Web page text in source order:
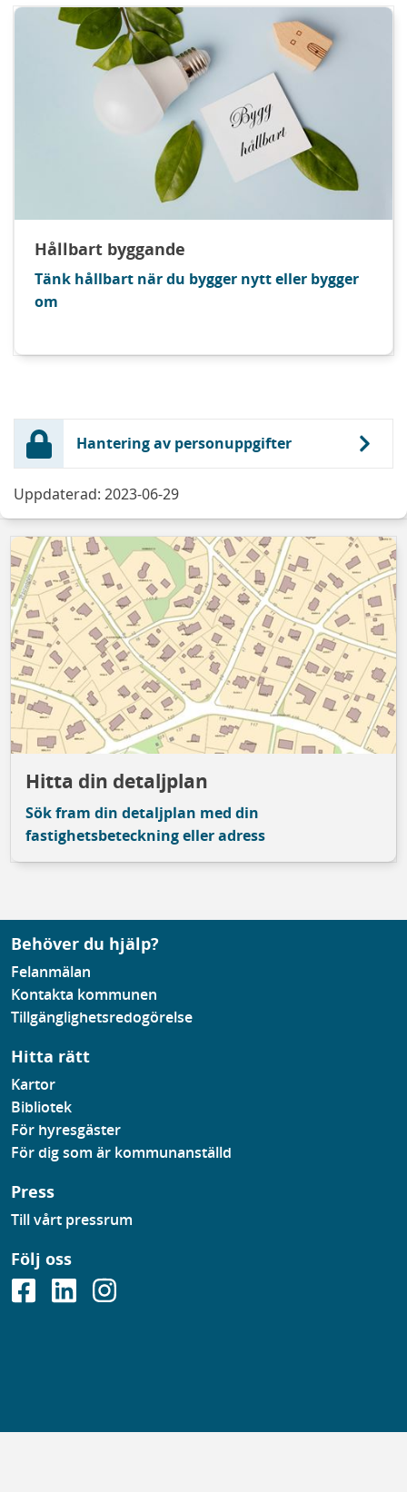
Hållbart byggande
Tänk hållbart när du bygger nytt eller bygger
om
Hantering av personuppgifter
Uppdaterad: 2023-06-29
Hitta din detaljplan
Sök fram din detaljplan med din
fastighetsbeteckning eller adress
Behöver du hjälp?
Felanmälan
Kontakta kommunen
Tillgänglighetsredogörelse
Hitta rätt
Kartor
Bibliotek
För hyresgäster
För dig som är kommunanställd
Press
Till vårt pressrum
Följ oss